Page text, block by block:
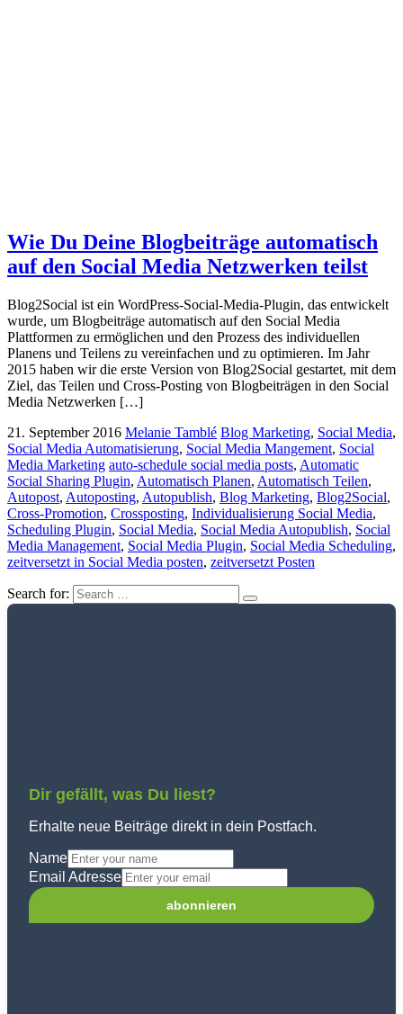
Wie Du Deine Blogbeiträge automatisch
auf den Social Media Netzwerken teilst
Blog2Social ist ein WordPress-Social-Media-Plugin, das entwickelt
wurde, um Blogbeiträge automatisch auf den Social Media
Plattformen zu ermöglichen und den Prozess des individuellen
Planens und Teilens zu vereinfachen und zu optimieren. Im Jahr
2015 haben wir die erste Version von Blog2Social gestartet, mit dem
Ziel, das Teilen und Cross-Posting von Blogbeiträgen in den Social
Media Netzwerken […]
21. September 2016 Melanie Tamblé Blog Marketing, Social Media,
Social Media Automatisierung, Social Media Mangement, Social
Media Marketing auto-schedule social media posts, Automatic
Social Sharing Plugin, Automatisch Planen, Automatisch Teilen,
Autopost, Autoposting, Autopublish, Blog Marketing, Blog2Social,
Cross-Promotion, Crossposting, Individualisierung Social Media,
Scheduling Plugin, Social Media, Social Media Autopublish, Social
Media Management, Social Media Plugin, Social Media Scheduling,
zeitversetzt in Social Media posten, zeitversetzt Posten
Search for:
Dir gefällt, was Du liest?
Erhalte neue Beiträge direkt in dein Postfach.
Name
Email Adresse